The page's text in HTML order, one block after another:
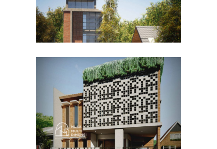
Desain Rumah Bapak Azwar
di Cibinong Bogor
DESAIN RUMAH TERBAIK